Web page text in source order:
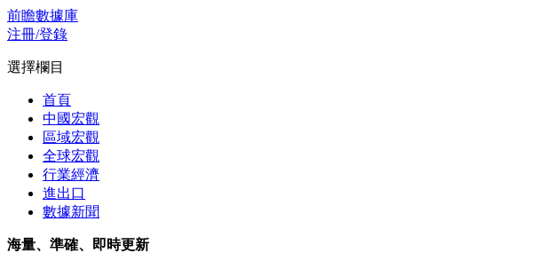
前瞻數據庫
注冊/登錄
選擇欄目
首頁
中國宏觀
區域宏觀
全球宏觀
行業經濟
進出口
數據新聞
海量、準確、即時更新